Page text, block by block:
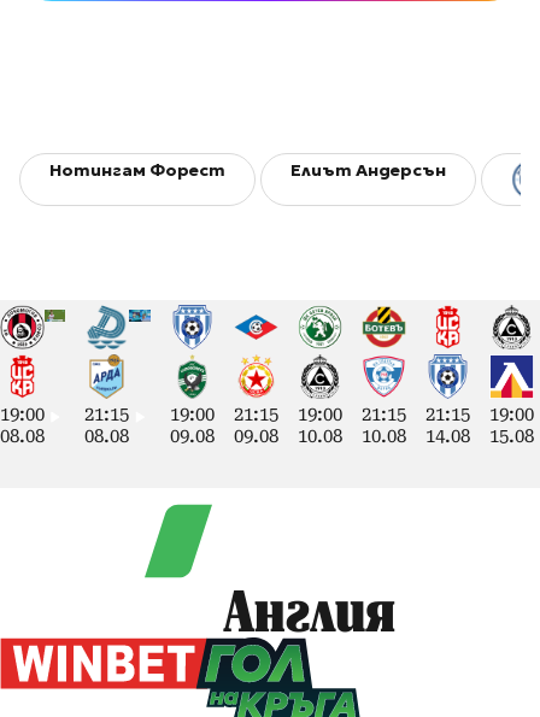
Нотингам Форест Елиът Андерсън
19:00
08.08
21:15
08.08
19:00
09.08
21:15
09.08
19:00
10.08
21:15
10.08
21:15
14.08
19:00
15.08
Англия